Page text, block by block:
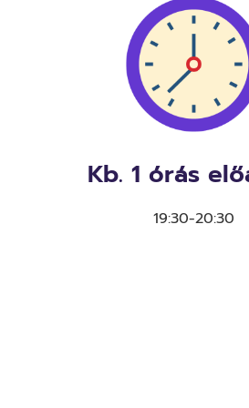
Kb. 1 órás
19:30-20:30